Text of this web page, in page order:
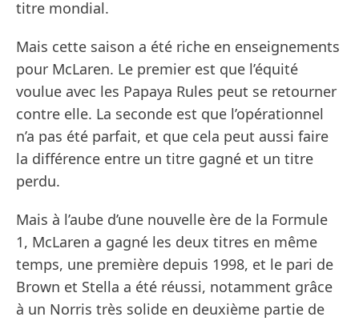
titre mondial.
Mais cette saison a été riche en enseignements
pour McLaren. Le premier est que l’équité
voulue avec les Papaya Rules peut se retourner
contre elle. La seconde est que l’opérationnel
n’a pas été parfait, et que cela peut aussi faire
la différence entre un titre gagné et un titre
perdu.
Mais à l’aube d’une nouvelle ère de la Formule
1, McLaren a gagné les deux titres en même
temps, une première depuis 1998, et le pari de
Brown et Stella a été réussi, notamment grâce
à un Norris très solide en deuxième partie de